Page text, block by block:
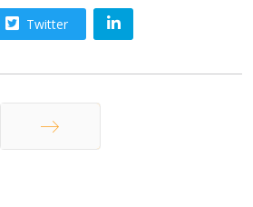
Twitter